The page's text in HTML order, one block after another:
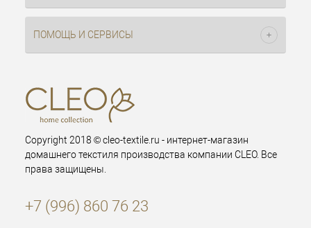
ПОМОЩЬ И СЕРВИСЫ
Copyright 2018 © cleo-textile.ru - интернет-магазин
домашнего текстиля производства компании CLEO. Все
права защищены.
+7 (996) 860 76 23